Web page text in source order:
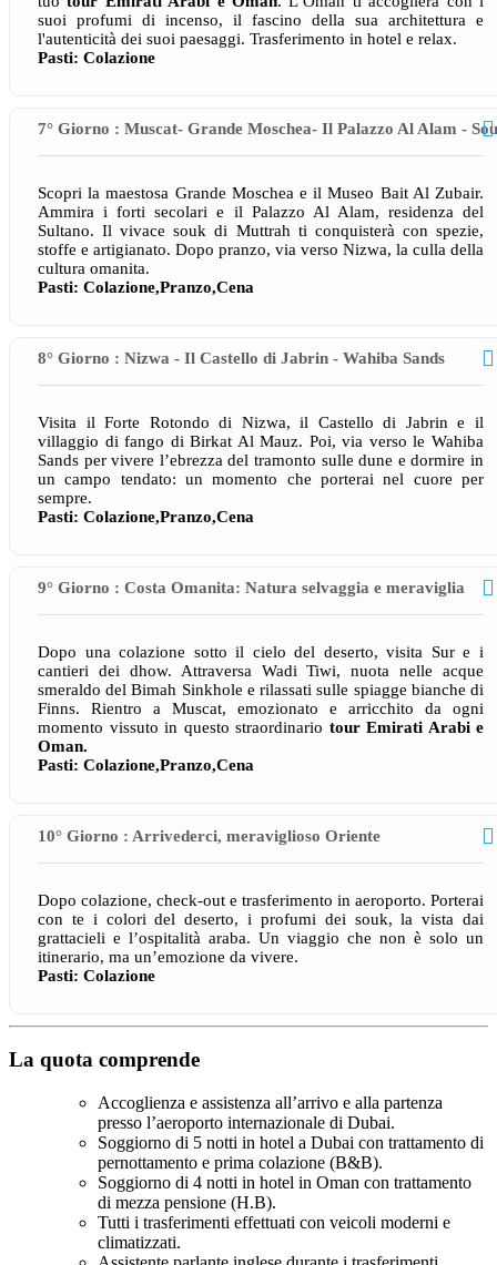
suoi profumi di incenso, il fascino della sua architettura e
l'autenticità dei suoi paesaggi. Trasferimento in hotel e relax.
Pasti: Colazione
7° Giorno : Muscat- Grande Moschea- Il Palazzo Al Alam -
Scopri la maestosa Grande Moschea e il Museo Bait Al Zubair.
Ammira i forti secolari e il Palazzo Al Alam, residenza del
Sultano. Il vivace souk di Muttrah ti conquisterà con spezie,
stoffe e artigianato. Dopo pranzo, via verso Nizwa, la culla della
cultura omanita.
Pasti: Colazione,Pranzo,Cena
8° Giorno : Nizwa - Il Castello di Jabrin - Wahiba Sands
Visita il Forte Rotondo di Nizwa, il Castello di Jabrin e il
villaggio di fango di Birkat Al Mauz. Poi, via verso le Wahiba
Sands per vivere l’ebrezza del tramonto sulle dune e dormire in
un campo tendato: un momento che porterai nel cuore per
sempre.
Pasti: Colazione,Pranzo,Cena
9° Giorno : Costa Omanita: Natura selvaggia e meraviglia
Dopo una colazione sotto il cielo del deserto, visita Sur e i
cantieri dei dhow. Attraversa Wadi Tiwi, nuota nelle acque
smeraldo del Bimah Sinkhole e rilassati sulle spiagge bianche di
Finns. Rientro a Muscat, emozionato e arricchito da ogni
momento vissuto in questo straordinario tour Emirati Arabi e
Oman.
Pasti: Colazione,Pranzo,Cena
10° Giorno : Arrivederci, meraviglioso Oriente
Dopo colazione, check-out e trasferimento in aeroporto. Porterai
con te i colori del deserto, i profumi dei souk, la vista dai
grattacieli e l’ospitalità araba. Un viaggio che non è solo un
itinerario, ma un’emozione da vivere.
Pasti: Colazione
La quota comprende
Accoglienza e assistenza all’arrivo e alla partenza
presso l’aeroporto internazionale di Dubai.
Soggiorno di 5 notti in hotel a Dubai con trattamento di
pernottamento e prima colazione (B&B).
Soggiorno di 4 notti in hotel in Oman con trattamento
di mezza pensione (H.B).
Tutti i trasferimenti effettuati con veicoli moderni e
climatizzati.